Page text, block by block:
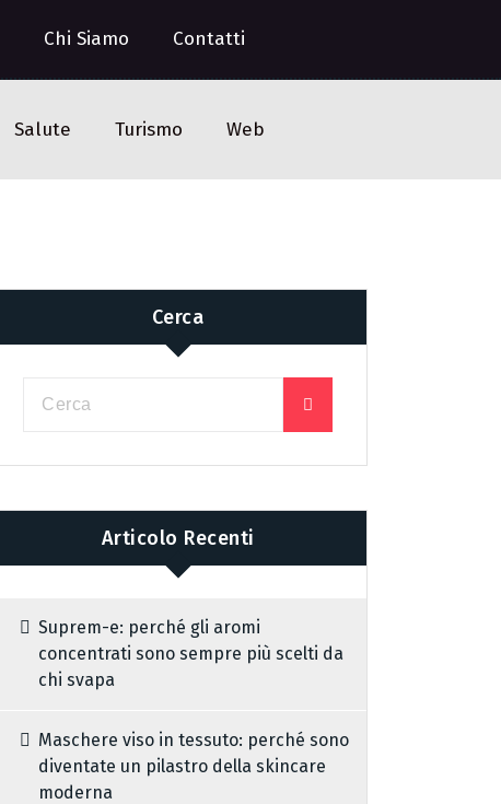
Chi Siamo Contatti
Salute Turismo Web
Cerca
Articolo Recenti
Suprem-e: perché gli aromi
concentrati sono sempre più scelti da
chi svapa
Maschere viso in tessuto: perché sono
diventate un pilastro della skincare
moderna